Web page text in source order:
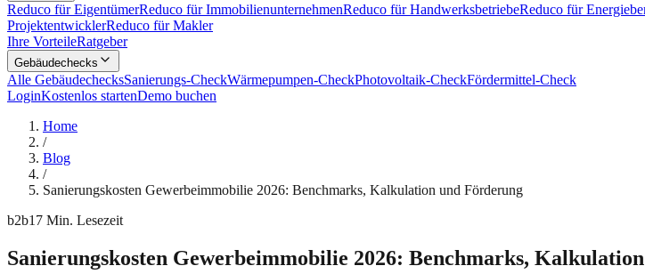
Reduco für EigentümerReduco für ImmobilienunternehmenReduco für HandwerksbetriebeReduco für
ProjektentwicklerReduco für Makler
Ihre VorteileRatgeber
Gebäudechecks
Alle GebäudechecksSanierungs-CheckWärmepumpen-CheckPhotovoltaik-CheckFördermittel-Check
LoginKostenlos startenDemo buchen
Home
/
Blog
/
Sanierungskosten Gewerbeimmobilie 2026: Benchmarks, Kalkulation und Förderung
b2b17 Min. Lesezeit
Sanierungskosten Gewerbeimmobilie 2026: Benchmarks,